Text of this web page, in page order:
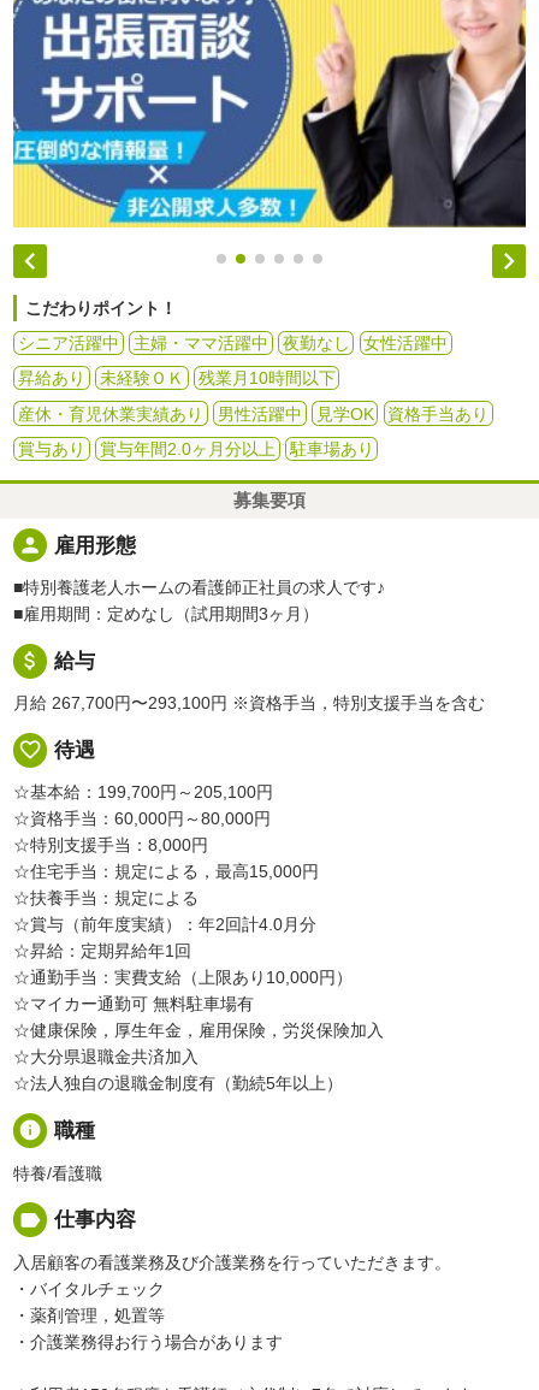
 
こだわりポイント！
シニア活躍中
主婦・ママ活躍中 夜勤なし
女性活躍中
昇給あり
未経験ＯＫ
残業月10時間以下
産休・育児休業実績あり
男性活躍中 見学OK
資格手当あり
賞与あり
賞与年間2.0ヶ月分以上 駐車場あり
募集要項
person 雇用形態
■特別養護老人ホームの看護師正社員の求人です♪
■雇用期間：定めなし（試用期間3ヶ月）
attach_money 給与
月給 267,700円〜293,100円 ※資格手当，特別支援手当を含む
favorite_border 待遇
☆基本給：199,700円～205,100円
☆資格手当：60,000円～80,000円
☆特別支援手当：8,000円
☆住宅手当：規定による，最高15,000円
☆扶養手当：規定による
☆賞与（前年度実績）：年2回計4.0月分
☆昇給：定期昇給年1回
☆通勤手当：実費支給（上限あり10,000円）
☆マイカー通勤可 無料駐車場有
☆健康保険，厚生年金，雇用保険，労災保険加入
☆大分県退職金共済加入
☆法人独自の退職金制度有（勤続5年以上）
info 職種
特養/看護職
label 仕事内容
入居顧客の看護業務及び介護業務を行っていただきます。
・バイタルチェック
・薬剤管理，処置等
・介護業務得お行う場合があります